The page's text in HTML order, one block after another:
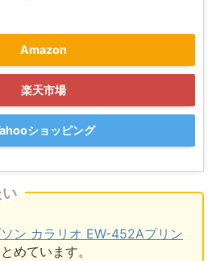
Amazon
楽天市場
ショッピング
ン カラリオ EW-452Aプリン
めています。